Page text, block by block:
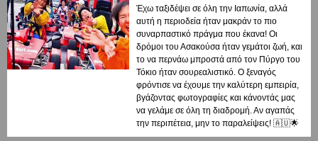
Έχω ταξιδέψει σε όλη την Ιαπωνία, αλλά
αυτή η περιοδεία ήταν μακράν το πιο
συναρπαστικό πράγμα που έκανα! Οι
δρόμοι του Ασακούσα ήταν γεμάτοι ζωή, και
το να περνάω μπροστά από τον Πύργο του
Τόκιο ήταν σουρεαλιστικό. Ο ξεναγός
φρόντισε να έχουμε την καλύτερη εμπειρία,
βγάζοντας φωτογραφίες και κάνοντάς μας
να γελάμε σε όλη τη διαδρομή. Αν αγαπάς
την περιπέτεια, μην το παραλείψεις! 🇦🇺🌟